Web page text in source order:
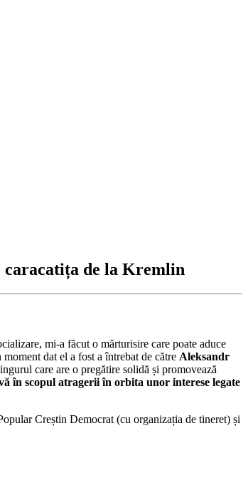
caracatița de la Kremlin
mi-a făcut o mărturisire care poate aduce
dat el a fost a întrebat de către Aleksandr
care are o pregătire solidă și promovează
în scopul atragerii în orbita unor interese legate
Creștin Democrat (cu organizația de tineret) și